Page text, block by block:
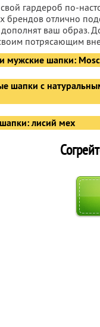
гардероб по-
брендов отлично
дополнят ваш образ.
потрясающим
мужские шапки:
шапки с
лисий мех